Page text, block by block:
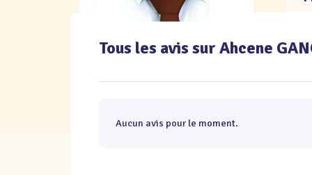
Tous les avis sur Ahcene
Aucun avis pour le moment.